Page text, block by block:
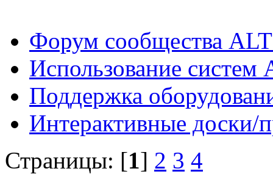
Форум сообщества
Использование систем
Поддержка
Интерактивные доски/
Страницы: [1] 2 3 4